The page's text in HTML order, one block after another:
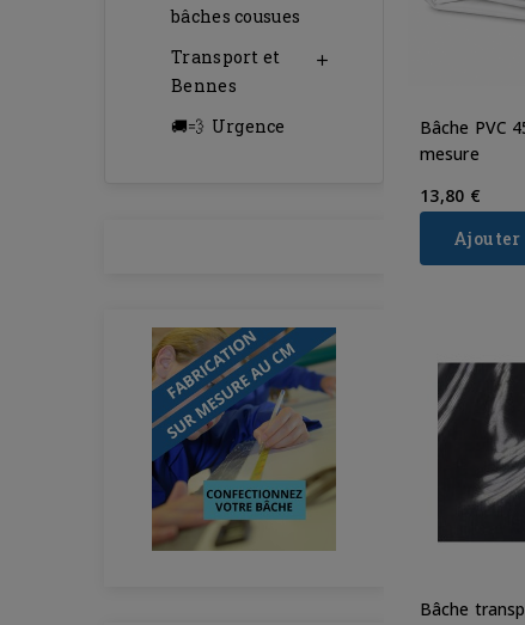
bâches cousues
Transport et
Bennes

Urgence
Bâche PVC
mesure
13,80 €
Ajouter
Bâche